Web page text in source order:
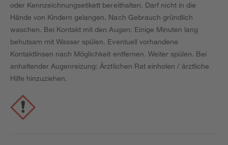
oder Kennzeichnungsetikett bereithalten. Darf nicht in die
Hände von Kindern gelangen. Nach Gebrauch gründlich
waschen. Bei Kontakt mit den Augen: Einige Minuten lang
behutsam mit Wasser spülen. Eventuell vorhandene
Kontaktlinsen nach Möglichkeit entfernen. Weiter spülen. Bei
anhaltender Augenreizung: Ärztlichen Rat einholen / ärztliche
Hilfe hinzuziehen.